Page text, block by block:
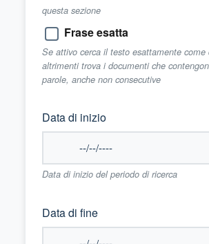
questa sezione
Frase esatta
Se attivo cerca il testo esattamente come
altrimenti trova i documenti che
parole, anche non consecutive
Data di inizio
Data di inizio del periodo di ricerca
Data di fine